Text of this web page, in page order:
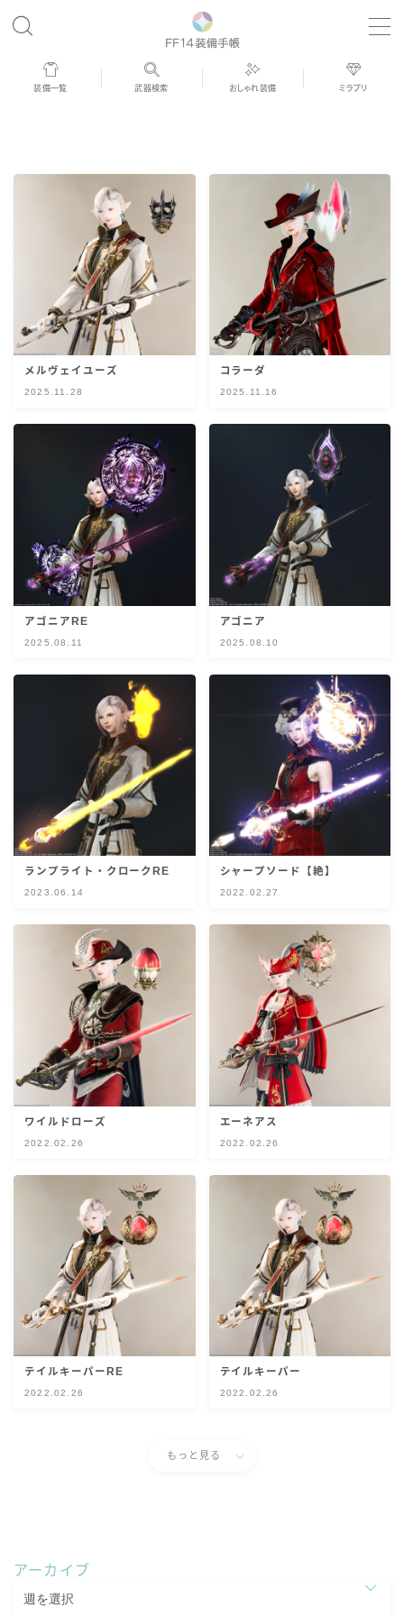
MENU
男女別デザイン
アネモス（染色可能紅蓮AF）
バイザー
ゴーグル
目隠し
フルフェイス
頭装備ギミックあり
ネイル
ノースリーブ
五分袖
七分袖
八分袖
東方風デザイン
イシュガルド風デザイン
アジムステップ風デザイン
マント
ミニスカート
ロングスカート
装備一覧 武器検索 おしゃれ装備 ミラプリ
メルヴェイユーズ
2025.11.28
コラーダ
2025.11.16
アゴニアRE
2025.08.11
アゴニア
2025.08.10
ランプライト・クロークRE
2023.06.14
シャープソード【絶】
2022.02.27
ワイルドローズ
2022.02.26
エーネアス
2022.02.26
テイルキーパーRE
2022.02.26
テイルキーパー
2022.02.26
もっと見る
アーカイブ